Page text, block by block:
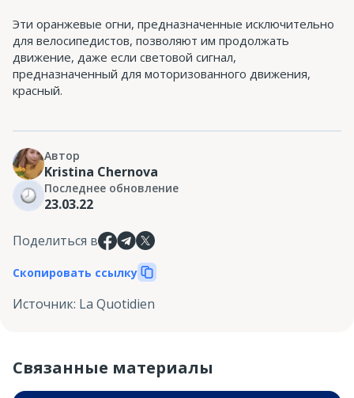
Эти оранжевые огни, предназначенные исключительно
для велосипедистов, позволяют им продолжать
движение, даже если световой сигнал,
предназначенный для моторизованного движения,
красный.
Автор
Kristina Chernova
Последнее обновление
23.03.22
Поделиться в
Скопировать ссылку
Источник: La Quotidien
Связанные материалы